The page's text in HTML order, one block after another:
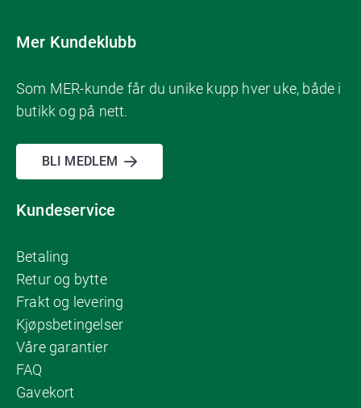
Mer Kundeklubb
Som MER-kunde får du unike kupp hver uke, både i
butikk og på nett.
BLI MEDLEM
Kundeservice
Betaling
Retur og bytte
Frakt og levering
Kjøpsbetingelser
Våre garantier
FAQ
Gavekort